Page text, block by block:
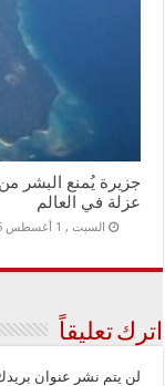
جزيرة يُمنع البشر
عزلة في العالم
السبت , 1 أغسطس 2026
اترك تعليقاً
لن يتم نشر عنوان